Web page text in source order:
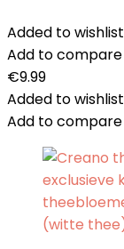
Added to wishlist
Add to compare
€9.99
Added to wishlist
Add to compare